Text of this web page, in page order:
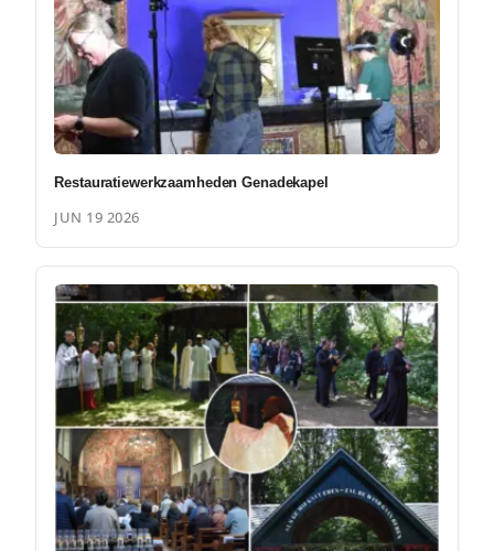
Restauratiewerkzaamheden Genadekapel
JUN 19 2026